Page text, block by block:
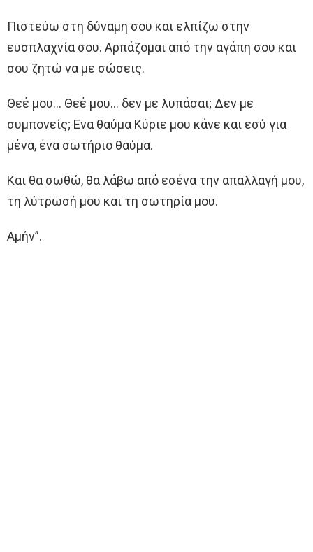
Πιστεύω στη δύναμη σου και ελπίζω στην
ευσπλαχνία σου. Αρπάζομαι από την αγάπη σου και
σου ζητώ να με σώσεις.
Θεέ μου… Θεέ μου… δεν με λυπάσαι; Δεν με
συμπονείς; Ενα θαύμα Κύριε μου κάνε και εσύ για
μένα, ένα σωτήριο θαύμα.
Και θα σωθώ, θα λάβω από εσένα την απαλλαγή μου,
τη λύτρωσή μου και τη σωτηρία μου.
Αμήν”.